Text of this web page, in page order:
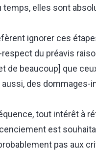
elles sont
ignorer ces
du préavis
de beaucoup] que
des
tout intérêt à
est
pas aux